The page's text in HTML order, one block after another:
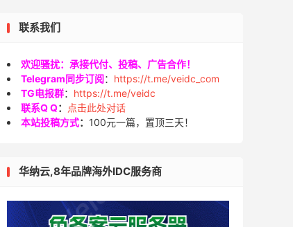
联系我们
欢迎骚扰：承接代付、投稿、广告合作！
Telegram同步订阅： https://t.me/veidc_com
TG电报群： https://t.me/veidc
联系Q Q：
点击此处对话
本站投稿方式： 100元一篇，置顶三天！
华纳云,8年品牌海外IDC服务商